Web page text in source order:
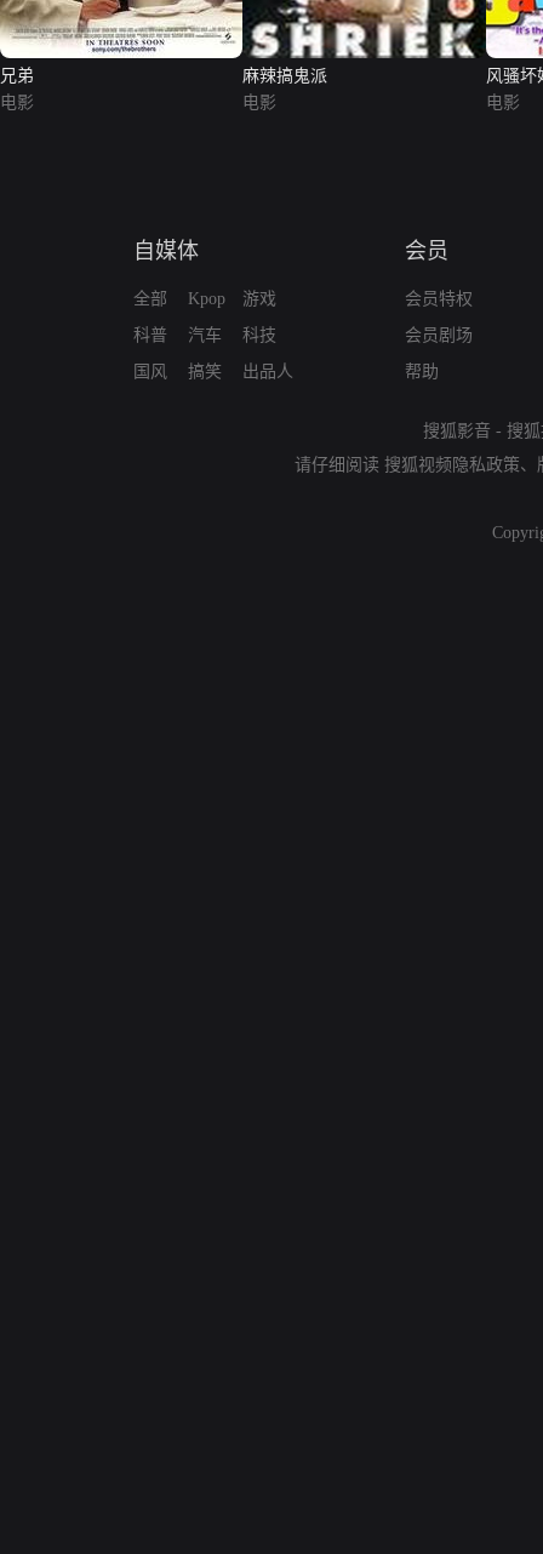
兄弟
电影
麻辣搞鬼派
电影
风骚坏
电影
自媒体
全部
科普
国风
Kpop
汽车
搞笑
游戏
科技
出品人
会员
会员特权
会员剧场
帮助
搜狐影音 - 搜
请仔细阅读 搜狐视频隐私政策、